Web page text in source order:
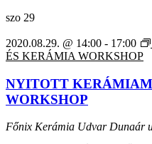
szo 29
2020.08.29. @ 14:00 - 17:00
ÉS KERÁMIA WORKSHOP
NYITOTT
WORKSHOP
Főnix Kerámia Udvar Dunaár